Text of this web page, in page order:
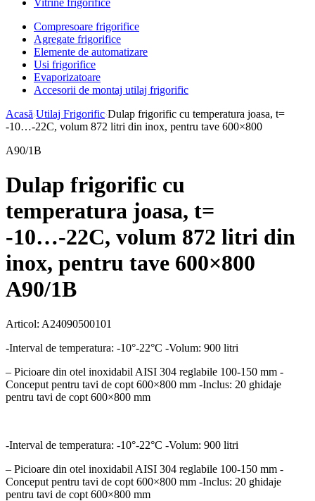
Compresoare frigorifice
Agregate frigorifice
Elemente de automatizare
Usi frigorifice
Evaporizatoare
Accesorii de montaj utilaj frigorific
Acasă Utilaj Frigorific Dulap frigorific cu temperatura joasa, t=
-10…-22С, volum 872 litri din inox, pentru tave 600×800
A90/1B
Dulap frigorific cu
temperatura joasa, t=
-10…-22С, volum 872 litri din
inox, pentru tave 600×800
A90/1B
Articol: A24090500101
-Interval de temperatura: -10°-22°C -Volum: 900 litri
– Picioare din otel inoxidabil AISI 304 reglabile 100-150 mm -
Conceput pentru tavi de copt 600×800 mm -Inclus: 20 ghidaje
pentru tavi de copt 600×800 mm
-Interval de temperatura: -10°-22°C -Volum: 900 litri
– Picioare din otel inoxidabil AISI 304 reglabile 100-150 mm -
Conceput pentru tavi de copt 600×800 mm -Inclus: 20 ghidaje
pentru tavi de copt 600×800 mm